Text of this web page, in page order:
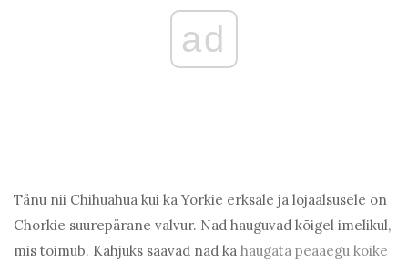
ad
Tänu nii Chihuahua kui ka Yorkie erksale ja lojaalsusele on
Chorkie suurepärane valvur. Nad hauguvad kõigel imelikul,
mis toimub. Kahjuks saavad nad ka haugata peaaegu kõike